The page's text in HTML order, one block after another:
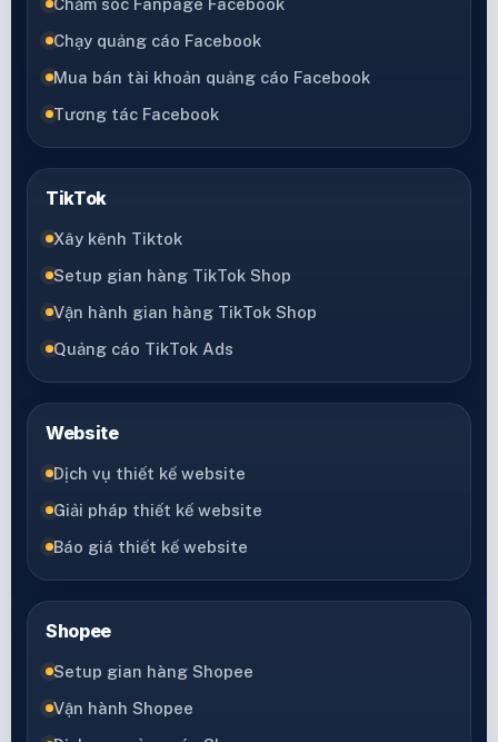
Chăm sóc Fanpage Facebook
Chạy quảng cáo Facebook
Mua bán tài khoản quảng cáo Facebook
Tương tác Facebook
TikTok
Xây kênh Tiktok
Setup gian hàng TikTok Shop
Vận hành gian hàng TikTok Shop
Quảng cáo TikTok Ads
Website
Dịch vụ thiết kế website
Giải pháp thiết kế website
Báo giá thiết kế website
Shopee
Setup gian hàng Shopee
Vận hành Shopee